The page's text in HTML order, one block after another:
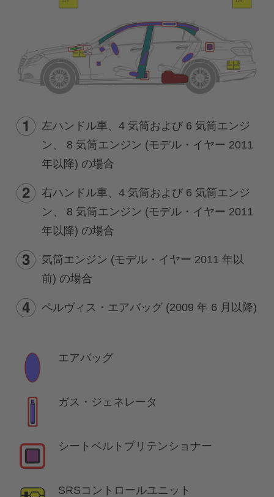
左ハンドル車、4 気筒および 6 気筒エンジ
ン、 8 気筒エンジン (モデル・イヤー 2011
年以降) の場合
右ハンドル車、4 気筒および 6 気筒エンジ
ン、 8 気筒エンジン (モデル・イヤー 2011
年以降) の場合
気筒エンジン (モデル・イヤー 2011 年以
前) の場合
ペルヴィス・エアバッグ (2009 年 6 月以降)
エアバッグ
ガス・ジェネレータ
シートベルトプリテンショナー
SRSコントロールユニット